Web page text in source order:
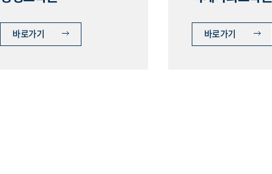
바로가기 바로가기